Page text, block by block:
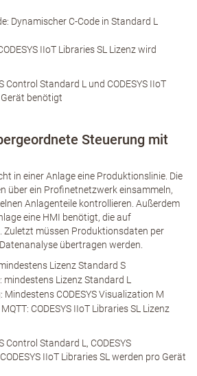
Dynamischer C-Code in Standard L
IIoT Libraries SL Lizenz wird
Control Standard L und CODESYS IIoT
benötigt
Steuerung mit
in einer Anlage eine Produktionslinie. Die
über ein Profinetnetzwerk einsammeln,
Anlagenteile kontrollieren. Außerdem
eine HMI benötigt, die auf
Zuletzt müssen Produktionsdaten per
übertragen werden.
Lizenz Standard S
mindestens Lizenz Standard L
CODESYS Visualization M
CODESYS IIoT Libraries SL Lizenz
Control Standard L, CODESYS
IIoT Libraries SL werden pro Gerät